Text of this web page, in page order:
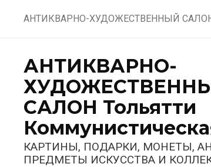
АНТИКВАРНО-ХУДОЖЕСТВЕННЫЙ
АНТИКВАРНО-
САЛОН Тольятти
КАРТИНЫ, ПОДАРКИ, МОНЕТЫ,
ПРЕДМЕТЫ ИСКУССТВА И